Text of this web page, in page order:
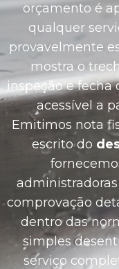
orçamento é
qualquer
provavelmente
mostra o
inspeção e fecha
acessível a
Emitimos nota
escrito do
comprovação
dentro das
simples
serviço